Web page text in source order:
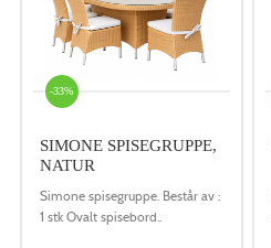
-33%
SIMONE SPISEGRUPPE,
NATUR
Simone spisegruppe. Består av :
1 stk Ovalt spisebord..